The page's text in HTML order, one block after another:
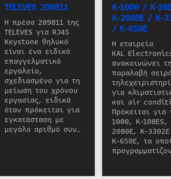
TELEVES 209811
Η πρέσα 209811 της
TELEVES για RJ45
Keystone θηλυκό
είναι ένα ειδικό
επαγγελματικό
εργαλείο,
σχεδιασμένο για τη
μείωση του χρόνου
εργασίας, ειδικά
όταν πρόκειται για
εγκατάσταση με
μεγάλο αριθμό συν…
K-1000 / K-
K-2080E / K-
/ K-650E
Η εταιρεία
KAL
ανακοινώνει
παραλαβή
για
και air
Πρόκειται για
1000, K-108ES,
2080E, K-
K-650E, τα